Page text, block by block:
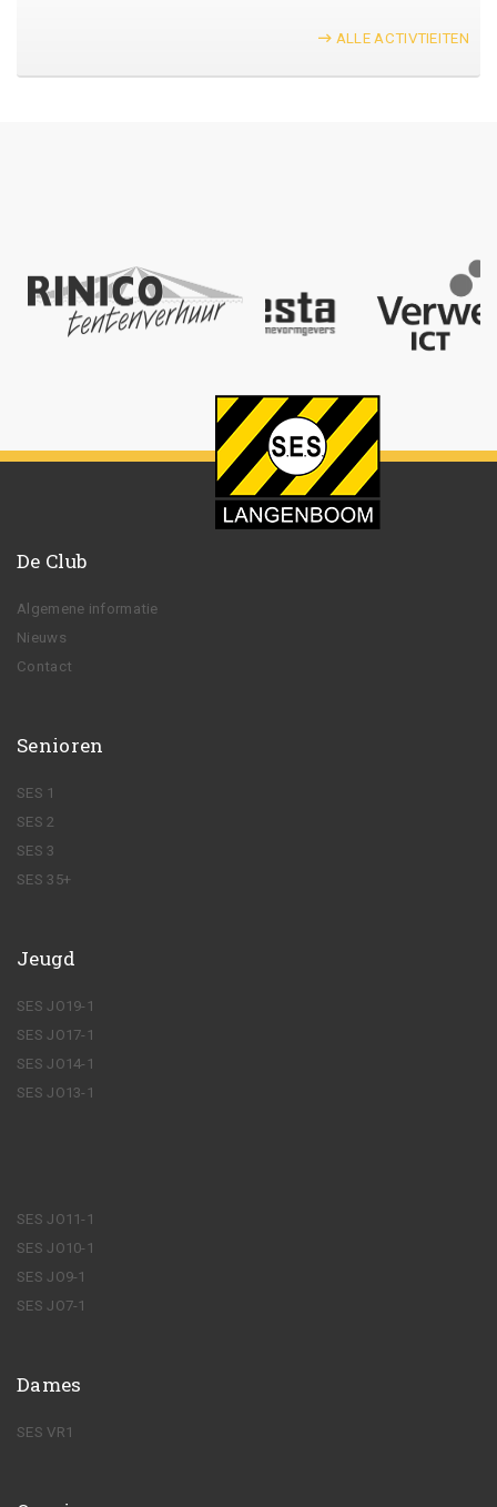
ALLE ACTIVTIEITEN
De Club
Algemene informatie
Nieuws
Contact
Senioren
SES 1
SES 2
SES 3
SES 35+
Jeugd
SES JO19-1
SES JO17-1
SES JO14-1
SES JO13-1
SES JO11-1
SES JO10-1
SES JO9-1
SES JO7-1
Dames
SES VR1